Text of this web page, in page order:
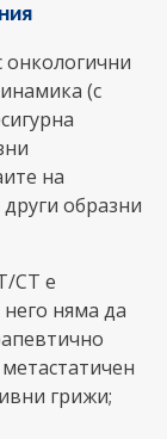
онкологични
(с
на
образни
СТ е
няма да
грижи;